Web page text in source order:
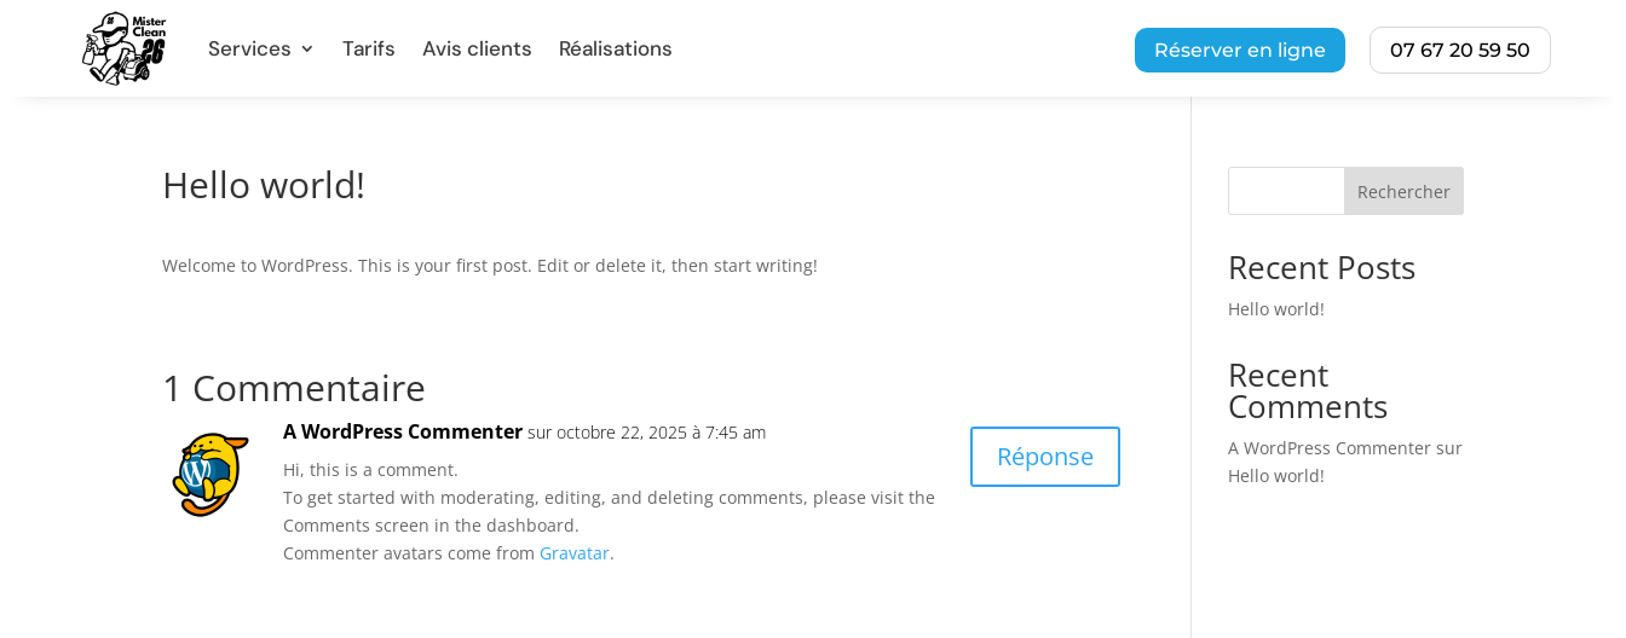
Services Tarifs Avis clients Réalisations Réserver en ligne 07 67 20 59 50
Hello world!
Welcome to WordPress. This is your first post. Edit or delete it, then start writing!
1 Commentaire
A WordPress Commenter sur octobre 22, 2025 à 7:45 am
Hi, this is a comment.
To get started with moderating, editing, and deleting comments, please visit the
Comments screen in the dashboard.
Commenter avatars come from Gravatar.
Réponse
Rechercher
Recent Posts
Hello world!
Recent
Comments
A WordPress Commenter sur
Hello world!